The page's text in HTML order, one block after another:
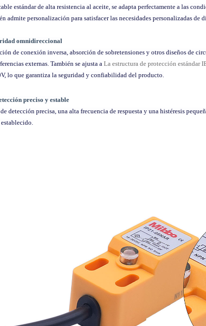
estándar de alta resistencia al aceite, se adapta perfectamente a las
admite personalización para satisfacer las necesidades personalizadas de
omnidireccional
de conexión inversa, absorción de sobretensiones y otros diseños de
externas. También se ajusta aLa estructura de protección estándar
lo que garantiza la seguridad y confiabilidad del producto.
preciso y estable
detección precisa, una alta frecuencia de respuesta y una histéresis